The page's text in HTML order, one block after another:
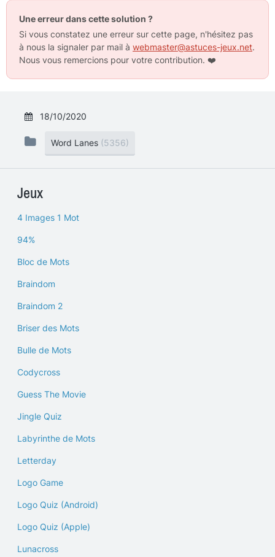
Une erreur dans cette solution ?
Si vous constatez une erreur sur cette page, n'hésitez pas
à nous la signaler par mail à webmaster@astuces-jeux.net.
Nous vous remercions pour votre contribution. ❤️
18/10/2020
Word Lanes (5356)
Jeux
4 Images 1 Mot
94%
Bloc de Mots
Braindom
Braindom 2
Briser des Mots
Bulle de Mots
Codycross
Guess The Movie
Jingle Quiz
Labyrinthe de Mots
Letterday
Logo Game
Logo Quiz (Android)
Logo Quiz (Apple)
Lunacross